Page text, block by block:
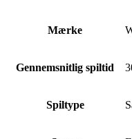
Mærke
Gennemsnitlig spiltid
Spiltype